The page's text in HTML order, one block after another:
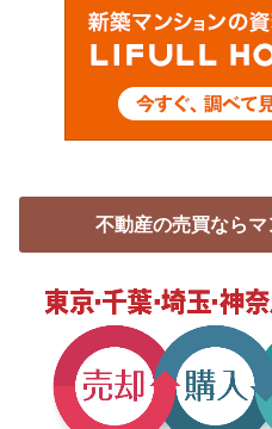
不動産の売買なら